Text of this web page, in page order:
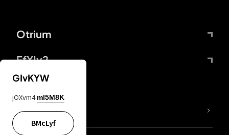
Otrium
FfYIy2
KIjvtr
GIvKYW
jOXvm4 mI5M8K
BMcLyf